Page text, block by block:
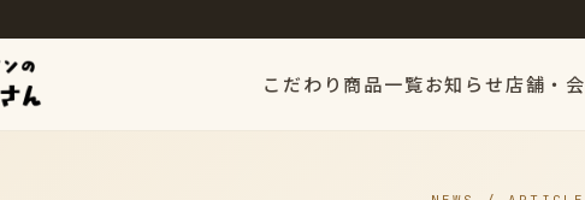
こだわり 商品一覧お知らせ店舗・